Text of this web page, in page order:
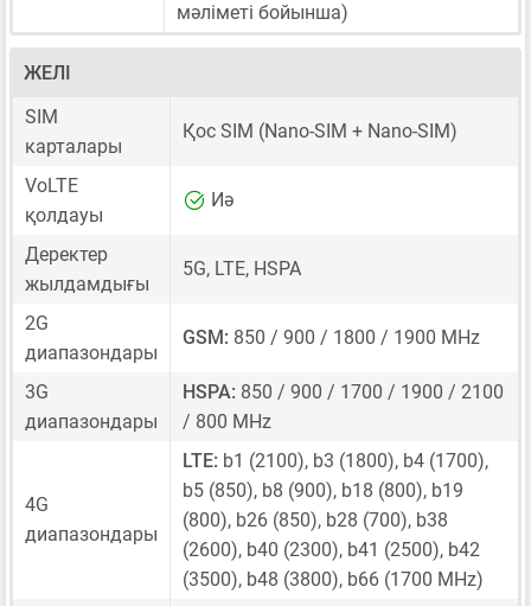
мәліметі бойынша)
ЖЕЛІ
SIM
карталары
Қос SIM (Nano-SIM + Nano-SIM)
VoLTE
қолдауы
Иә
Деректер
жылдамдығы
5G, LTE, HSPA
2G
диапазондары
GSM: 850 / 900 / 1800 / 1900 MHz
3G
диапазондары
HSPA: 850 / 900 / 1700 / 1900 / 2100
/ 800 MHz
4G
диапазондары
LTE: b1 (2100), b3 (1800), b4 (1700),
b5 (850), b8 (900), b18 (800), b19
(800), b26 (850), b28 (700), b38
(2600), b40 (2300), b41 (2500), b42
(3500), b48 (3800), b66 (1700 MHz)